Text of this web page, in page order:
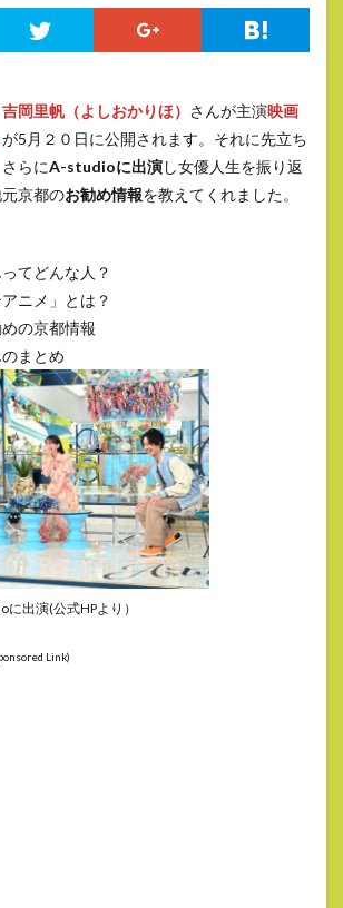
吉岡里帆（よしおかりほ） さんが主演映画
が5月２０日に公開されます。それに先立ち
らにA-studioに出演し女優人生を振り返
京都のお勧め情報を教えてくれました。
てどんな人？
ニメ」とは？
の京都情報
まとめ
に出演(公式HPより）
Link)